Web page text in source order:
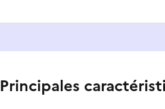
Principales